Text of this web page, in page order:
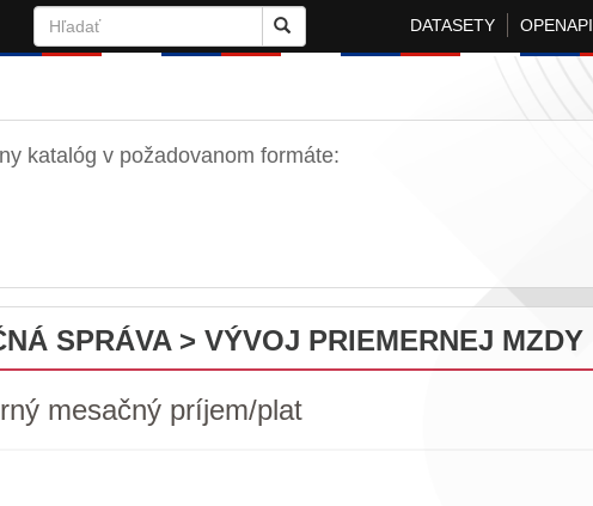
DATASETY OPENAPI
katalóg v požadovanom formáte:
SPRÁVA > VÝVOJ PRIEMERNEJ MZDY
mesačný príjem/plat